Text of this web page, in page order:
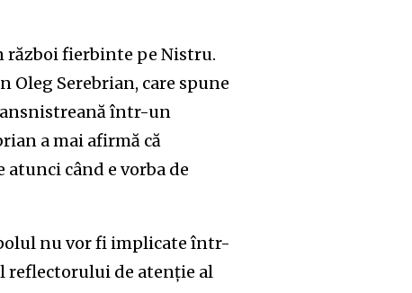
război fierbinte pe Nistru.
Serebrian, care spune
într-un
a mai afirmă că
când e vorba de
nu vor fi implicate într-
reflectorului de atenție al